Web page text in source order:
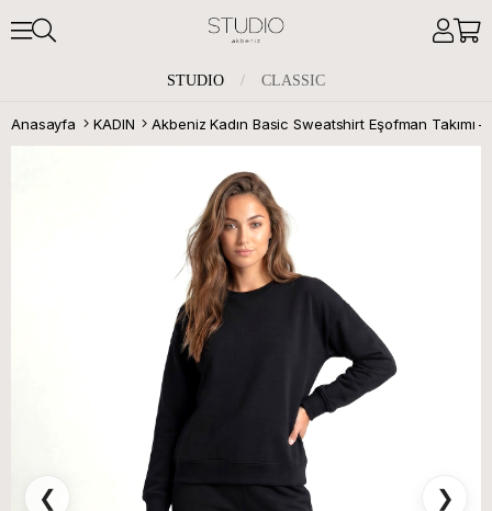
STUDIO / CLASSIC
Anasayfa KADIN Akbeniz Kadın Basic Sweatshirt Eşofman Takımı –
❮ ❯